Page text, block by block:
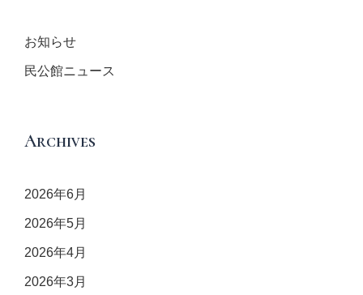
お知らせ
民公館ニュース
Archives
2026年6月
2026年5月
2026年4月
2026年3月